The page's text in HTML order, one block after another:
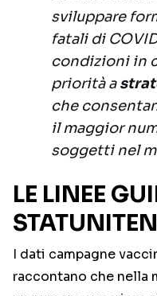
sviluppare
fatali di
condizioni in
priorità a
che
il maggior
soggetti nel
LE LINEE
I dati campagne
raccontano che nella